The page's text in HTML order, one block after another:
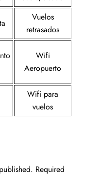
Vuelos
retrasados
Wifi
Aeropuerto
Wifi para
vuelos
Required